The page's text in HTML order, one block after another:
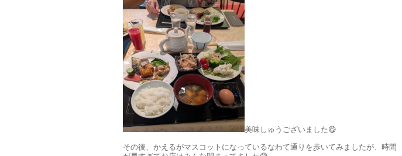
美味しゅうございました😋
その後、かえるがマスコットになっているなわて通りを歩いてみましたが、時間